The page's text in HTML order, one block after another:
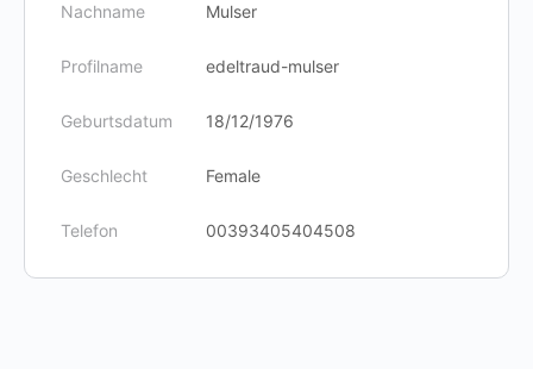
Nachname Mulser
Profilname edeltraud-mulser
Geburtsdatum 18/12/1976
Geschlecht Female
Telefon 00393405404508